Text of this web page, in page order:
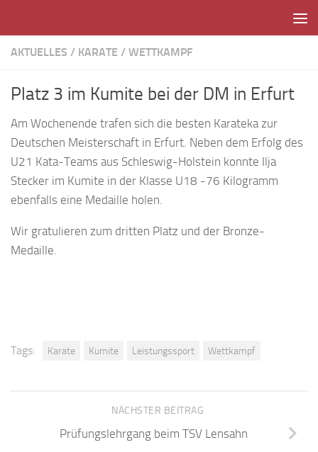
AKTUELLES / KARATE / WETTKAMPF
Platz 3 im Kumite bei der DM in Erfurt
Am Wochenende trafen sich die besten Karateka zur
Deutschen Meisterschaft in Erfurt. Neben dem Erfolg des
U21 Kata-Teams aus Schleswig-Holstein konnte Ilja
Stecker im Kumite in der Klasse U18 -76 Kilogramm
ebenfalls eine Medaille holen.
Wir gratulieren zum dritten Platz und der Bronze-
Medaille.
Tags: Karate Kumite Leistungssport Wettkampf
NÄCHSTER BEITRAG
Prüfungslehrgang beim TSV Lensahn